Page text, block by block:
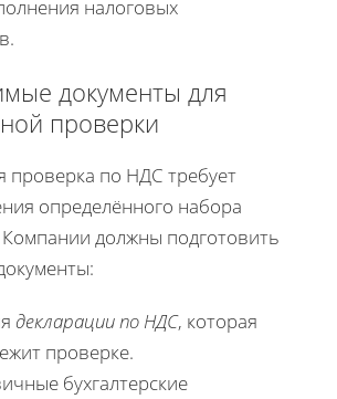
налоговых
документы для
проверки
проверка по НДС требует
определённого набора
должны подготовить
декларации по НДС, которая
проверке.
бухгалтерские